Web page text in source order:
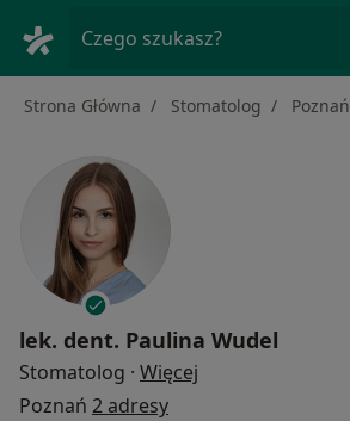
Czego szukasz?
Strona Główna Stomatolog Poznań
lek. dent. Paulina Wudel
Stomatolog · Więcej
Poznań 2 adresy